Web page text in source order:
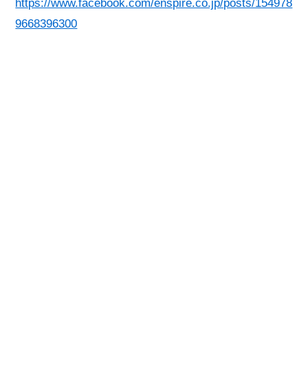
https://www.facebook.com/enspire.co.jp/posts/154978
9668396300